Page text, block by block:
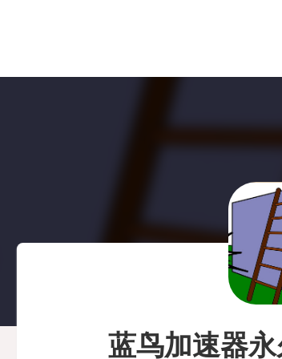
蓝鸟加速器